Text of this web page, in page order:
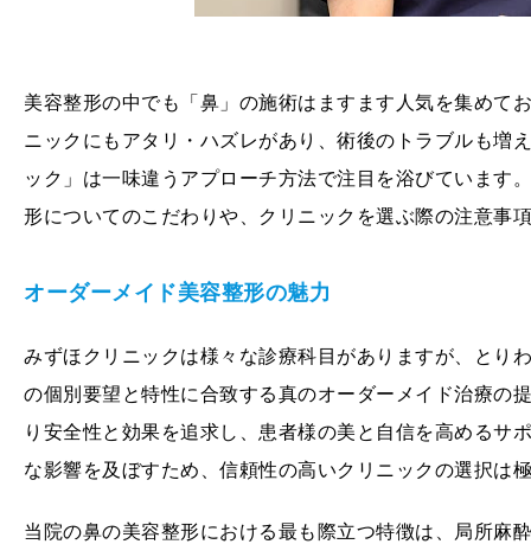
美容整形の中でも「鼻」の施術はますます人気を集めて
ニックにもアタリ・ハズレがあり、術後のトラブルも増
ック」は一味違うアプローチ方法で注目を浴びています
形についてのこだわりや、クリニックを選ぶ際の注意事
オーダーメイド美容整形の魅力
みずほクリニックは様々な診療科目がありますが、とり
の個別要望と特性に合致する真のオーダーメイド治療の
り安全性と効果を追求し、患者様の美と自信を高めるサ
な影響を及ぼすため、信頼性の高いクリニックの選択は
当院の鼻の美容整形における最も際立つ特徴は、局所麻